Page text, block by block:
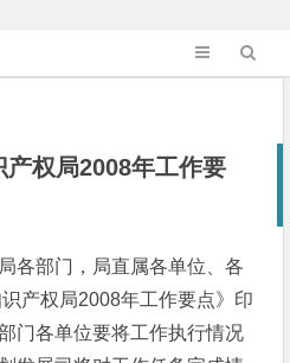
权局2008年工作要
局各部门，局直属各单位、各
产权局2008年工作要点》印
门各单位要将工作执行情况